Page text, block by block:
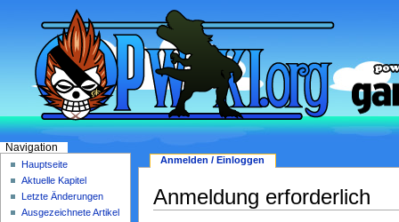
Anmeldung erforderlich
Anmelden / Einloggen
Navigation
Hauptseite
Aktuelle Kapitel
Letzte Änderungen
Ausgezeichnete Artikel